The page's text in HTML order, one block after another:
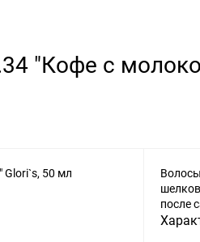
"Кофе с
после